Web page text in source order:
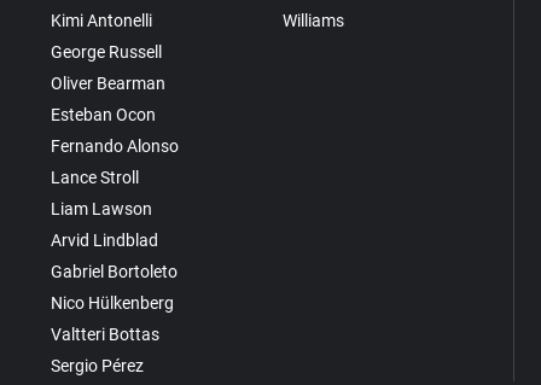
Kimi Antonelli
George Russell
Oliver Bearman
Esteban Ocon
Fernando Alonso
Lance Stroll
Liam Lawson
Arvid Lindblad
Gabriel Bortoleto
Nico Hülkenberg
Valtteri Bottas
Sergio Pérez
Williams